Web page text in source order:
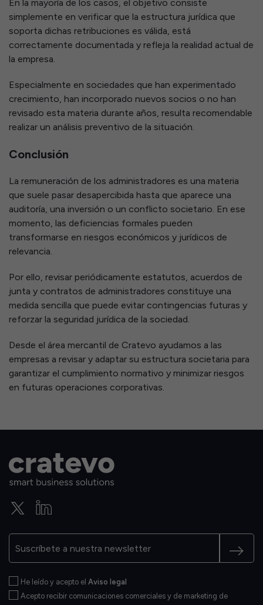
En la mayoría de los casos, el objetivo consiste
simplemente en verificar que la estructura jurídica que
soporta dichas retribuciones es válida, está
correctamente documentada y refleja la realidad actual de
la empresa.
Especialmente en sociedades que han experimentado
crecimiento, han incorporado nuevos socios o no han
revisado esta materia durante años, resulta recomendable
realizar un análisis preventivo de la situación.
Conclusión
La remuneración de los administradores es una materia
que suele pasar desapercibida hasta que aparece una
auditoría, una inversión o un conflicto societario. En ese
momento, las deficiencias formales pueden
transformarse en riesgos económicos y jurídicos de
relevancia.
Por ello, revisar periódicamente estatutos, acuerdos de
junta y contratos de administradores constituye una
medida sencilla que puede evitar contingencias futuras y
reforzar la seguridad jurídica de la sociedad.
Desde el área mercantil de Cratevo ayudamos a las
empresas a revisar y adaptar su estructura societaria para
garantizar el cumplimiento normativo y minimizar riesgos
en futuras operaciones corporativas.
He leído y acepto el Aviso legal
Acepto recibir comunicaciones comerciales y de marketing de